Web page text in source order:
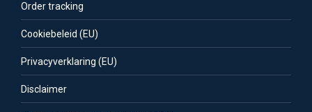
Order tracking
Cookiebeleid (EU)
Privacyverklaring (EU)
Disclaimer